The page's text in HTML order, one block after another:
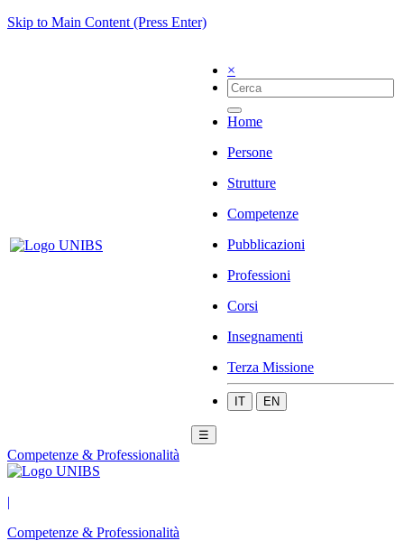
Skip to Main Content (Press Enter)
×
Home
Persone
Strutture
Competenze
Pubblicazioni
Professioni
Corsi
Insegnamenti
Terza Missione
IT EN
☰
Competenze & Professionalità
|
Competenze & Professionalità